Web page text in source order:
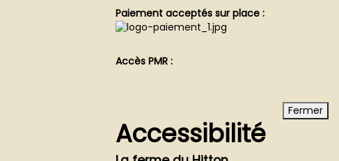
Paiement acceptés sur place :
Accès PMR :
Fermer
Accessibilité